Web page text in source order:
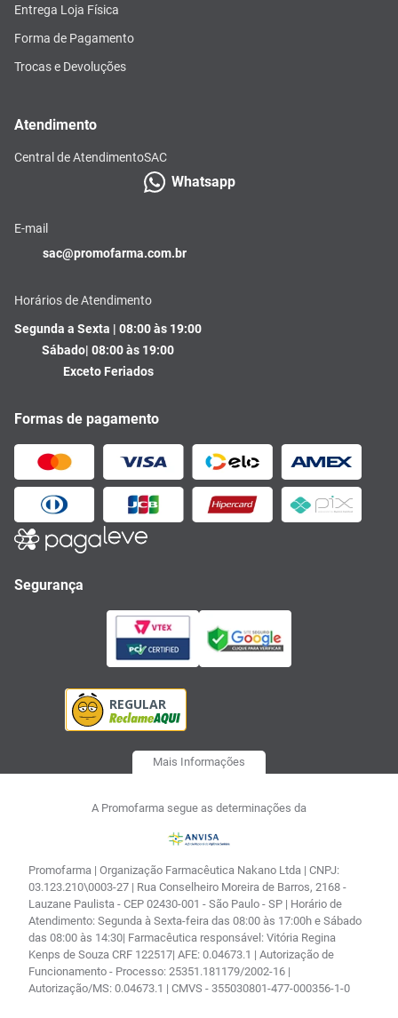
Entrega Loja Física
Forma de Pagamento
Trocas e Devoluções
Atendimento
Central de AtendimentoSAC
Whatsapp
E-mail
sac@promofarma.com.br
Horários de Atendimento
Segunda a Sexta | 08:00 às 19:00
Sábado| 08:00 às 19:00
Exceto Feriados
Formas de pagamento
Segurança
Mais Informações
A Promofarma segue as determinações da
Promofarma | Organização Farmacêutica Nakano Ltda | CNPJ:
03.123.210\0003-27 | Rua Conselheiro Moreira de Barros, 2168 -
Lauzane Paulista - CEP 02430-001 - São Paulo - SP | Horário de
Atendimento: Segunda à Sexta-feira das 08:00 às 17:00h e Sábado
das 08:00 às 14:30| Farmacêutica responsável: Vitória Regina
Kenps de Souza CRF 122517| AFE: 0.04673.1 | Autorização de
Funcionamento - Processo: 25351.181179/2002-16 |
Autorização/MS: 0.04673.1 | CMVS - 355030801-477-000356-1-0